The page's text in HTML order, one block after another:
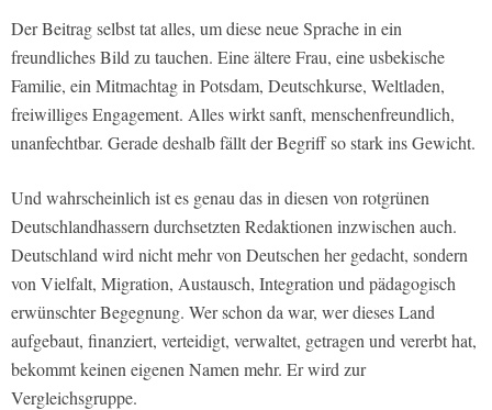
Der Beitrag selbst tat alles, um diese neue Sprache in ein
freundliches Bild zu tauchen. Eine ältere Frau, eine usbekische
Familie, ein Mitmachtag in Potsdam, Deutschkurse, Weltladen,
freiwilliges Engagement. Alles wirkt sanft, menschenfreundlich,
unanfechtbar. Gerade deshalb fällt der Begriff so stark ins Gewicht.
Und wahrscheinlich ist es genau das in diesen von rotgrünen
Deutschlandhassern durchsetzten Redaktionen inzwischen auch.
Deutschland wird nicht mehr von Deutschen her gedacht, sondern
von Vielfalt, Migration, Austausch, Integration und pädagogisch
erwünschter Begegnung. Wer schon da war, wer dieses Land
aufgebaut, finanziert, verteidigt, verwaltet, getragen und vererbt hat,
bekommt keinen eigenen Namen mehr. Er wird zur
Vergleichsgruppe.